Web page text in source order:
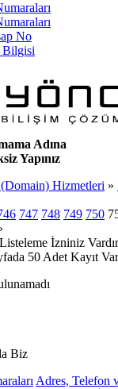
No
Bilgisi
Adına
Yapınız
Hizmetleri »
747 748 749 750
İzniniz
50 Adet Kayıt
Biz
Adres, Telefon